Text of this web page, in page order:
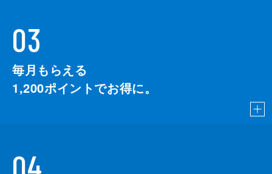
03
毎月もらえる
1,200ポイントでお得に。
04